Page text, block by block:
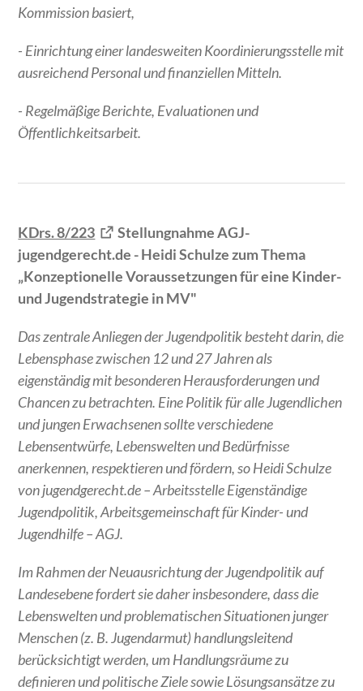
Kommission basiert,
- Einrichtung einer landesweiten Koordinierungsstelle mit
ausreichend Personal und finanziellen Mitteln.
- Regelmäßige Berichte, Evaluationen und
Öffentlichkeitsarbeit.
KDrs. 8/223
Stellungnahme AGJ-
jugendgerecht.de - Heidi Schulze zum Thema
„Konzeptionelle Voraussetzungen für eine Kinder-
und Jugendstrategie in MV"
Das zentrale Anliegen der Jugendpolitik besteht darin, die
Lebensphase zwischen 12 und 27 Jahren als
eigenständig mit besonderen Herausforderungen und
Chancen zu betrachten. Eine Politik für alle Jugendlichen
und jungen Erwachsenen sollte verschiedene
Lebensentwürfe, Lebenswelten und Bedürfnisse
anerkennen, respektieren und fördern, so Heidi Schulze
von jugendgerecht.de – Arbeitsstelle Eigenständige
Jugendpolitik, Arbeitsgemeinschaft für Kinder- und
Jugendhilfe – AGJ.
Im Rahmen der Neuausrichtung der Jugendpolitik auf
Landesebene fordert sie daher insbesondere, dass die
Lebenswelten und problematischen Situationen junger
Menschen (z. B. Jugendarmut) handlungsleitend
berücksichtigt werden, um Handlungsräume zu
definieren und politische Ziele sowie Lösungsansätze zu